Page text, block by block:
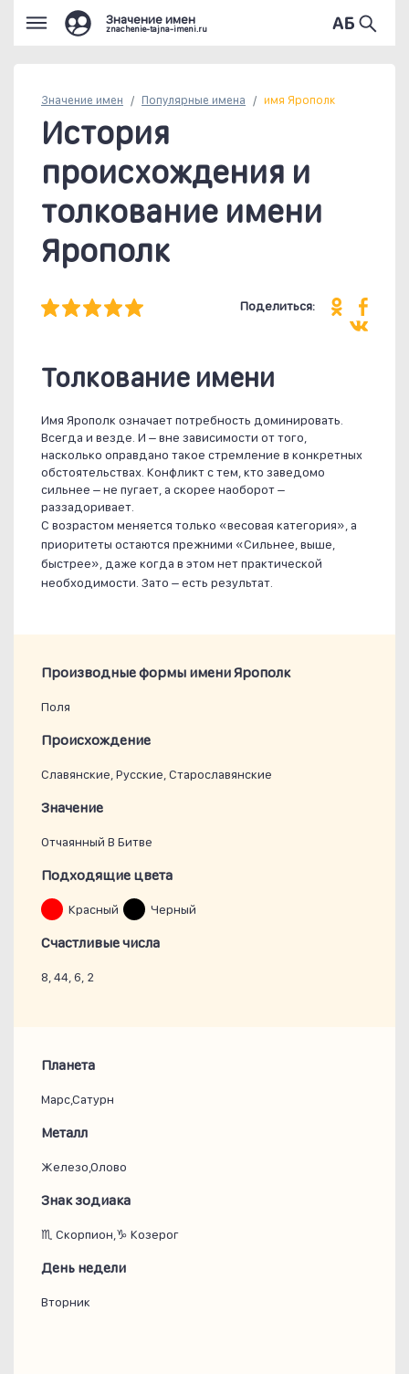
Значение имен
znachenie-tajna-imeni.ru
Значение имен Популярные имена имя Ярополк
История
происхождения и
толкование имени
Ярополк
Поделиться:
Толкование имени
Имя Ярополк означает потребность доминировать.
Всегда и везде. И – вне зависимости от того,
насколько оправдано такое стремление в конкретных
обстоятельствах. Конфликт с тем, кто заведомо
сильнее – не пугает, а скорее наоборот –
раззадоривает.
С возрастом меняется только «весовая категория», а
приоритеты остаются прежними «Сильнее, выше,
быстрее», даже когда в этом нет практической
необходимости. Зато – есть результат.
Производные формы имени Ярополк
Поля
Проиcхождение
Славянские, Русские, Старославянские
Значение
Отчаянный В Битве
Подходящие цвета
Красный Черный
Счастливые числа
8, 44, 6, 2
Планета
Марс,Сатурн
Металл
Железо,Олово
Знак зодиака
♏ Скорпион,♑ Козерог
День недели
Вторник